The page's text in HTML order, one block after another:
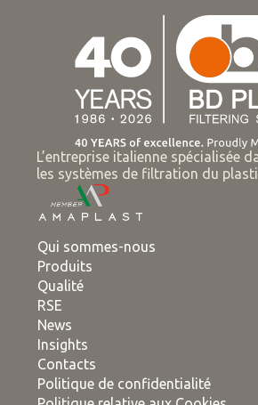
L’entreprise italienne spécialisée
les systèmes de filtration du
Qui sommes-nous
Produits
Qualité
RSE
News
Insights
Contacts
Politique de confidentialité